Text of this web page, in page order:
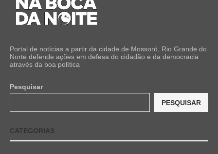
Portal de notícias a partir da cidade de Mossoró, Rio Grande do
Norte defende ações em defesa do cidadão e da democracia
através da boa política
Pesquisar
PESQUISAR
CATEGORIAS